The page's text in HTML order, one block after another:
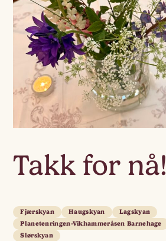
Takk for nå!
Fjærskyan Haugskyan
Lagskyan
Planetenringen-Vikhammeråsen Barnehage
Slørskyan